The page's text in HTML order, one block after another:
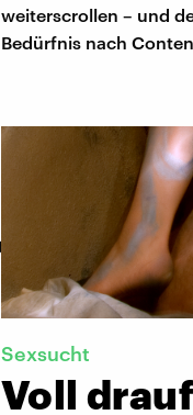
weiterscrollen – und
Bedürfnis nach
Sexsucht
Voll drauf